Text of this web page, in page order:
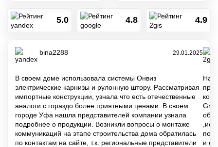
5.0 4.8 4.9
bina2288 29.01.2025
В своем доме использовала системы Онвиз
электрические карнизы и рулонную штору. Рассматривая
импортные конструкции, узнала что есть отечественные
аналоги с гораздо более приятными ценами. В своем
городе Уфа нашла представителей компании узнала
подробнее о продукции. Возникли вопросы о монтаже
коммуникаций на этапе строительства дома обратилась
по контактам на сайте, т.к. региональные представители
На
и